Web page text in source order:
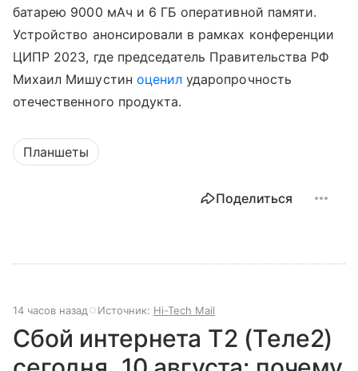
батарею 9000 мАч и 6 ГБ оперативной памяти.
Устройство анонсировали в рамках конференции
ЦИПР 2023, где председатель Правительства РФ
Михаил Мишустин оценил ударопрочность
отечественного продукта.
Планшеты
Поделиться
14 часов назад Источник: Hi-Tech Mail
Сбой интернета T2 (Теле2)